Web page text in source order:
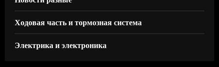
Ходовая часть и тормозная система
Электрика и электроника